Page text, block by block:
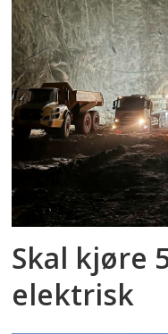
Skal kjøre
elektrisk